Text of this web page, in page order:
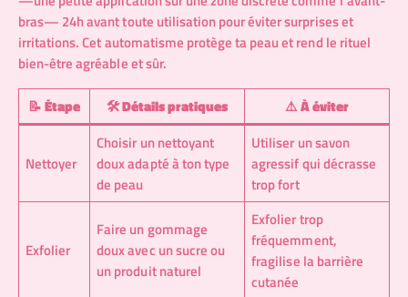
bras— 24h avant toute utilisation pour éviter surprises et
irritations. Cet automatisme protège ta peau et rend le rituel
bien-être agréable et sûr.
📝Étape 🛠️Détails pratiques ⚠️À éviter
Nettoyer
Choisir un nettoyant
doux adapté à ton type
de peau
Utiliser un savon
agressif qui décrasse
trop fort
Exfolier
Faire un gommage
doux avec un sucre ou
un produit naturel
Exfolier trop
fréquemment,
fragilise la barrière
cutanée